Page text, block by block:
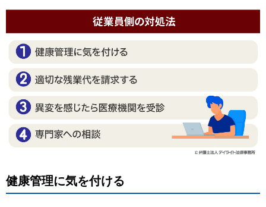
健康管理に気を付ける